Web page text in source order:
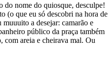
do nome do quiosque, desculpe!
(o que eu só descobri na hora de
a desejar: camarão e
público da praça também
com areia e cheirava mal. Ou